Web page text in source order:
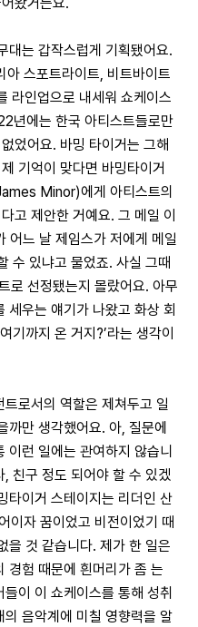
대는 갑작스럽게 기획됐어요.
아 스포트라이트, 비트바이트
인업으로 내세워 쇼케이스
년에는 한국 아티스트들로만
었어요. 바밍 타이거는 그해
기억이 맞다면 바밍타이거
Minor)에게 아티스트의
고 제안한 거예요. 그 메일 이
어느 날 제임스가 저에게 메일
수 있냐고 물었죠. 사실 그때
로 선정됐는지 몰랐어요. 아무
세우는 얘기가 나왔고 화상 회
기까지 온 거지?’라는 생각이
로서의 역할은 제쳐두고 일
까만 생각했어요. 아, 질문에
이런 일에는 관여하지 않습니
친구 정도 되어야 할 수 있겠
이거 스테이지는 리더인 산
이자 꿈이었고 비전이었기 때
을 것 같습니다. 제가 한 일은
경험 때문에 흰머리가 좀 는
이 이 쇼케이스를 통해 성취
음악계에 미칠 영향력을 알